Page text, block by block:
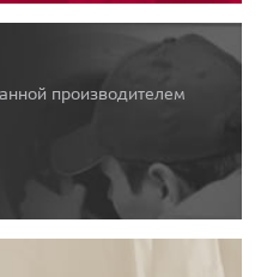
производителем